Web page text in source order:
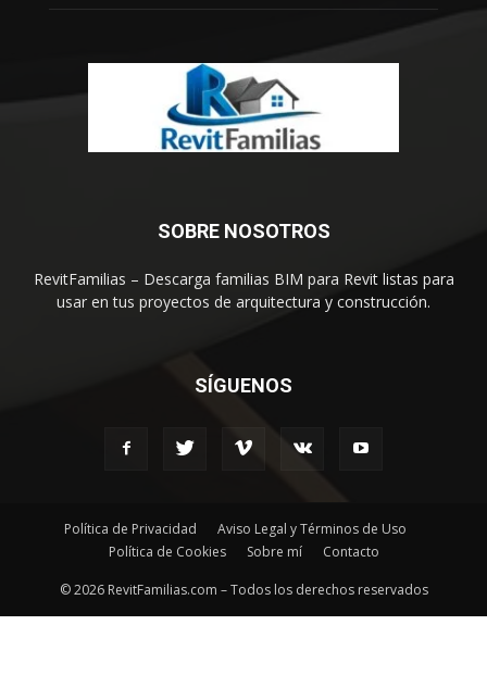
SOBRE NOSOTROS
RevitFamilias – Descarga familias BIM para Revit listas para
usar en tus proyectos de arquitectura y construcción.
SÍGUENOS
Política de Privacidad
Aviso Legal y Términos de Uso
Política de Cookies
Sobre mí Contacto
© 2026 RevitFamilias.com – Todos los derechos reservados